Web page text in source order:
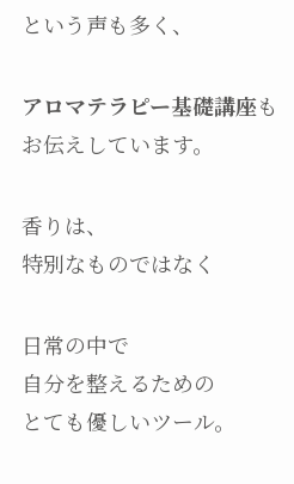
という声も多く、
アロマテラピー基礎講座も
お伝えしています。
香りは、
特別なものではなく
日常の中で
自分を整えるための
とても優しいツール。